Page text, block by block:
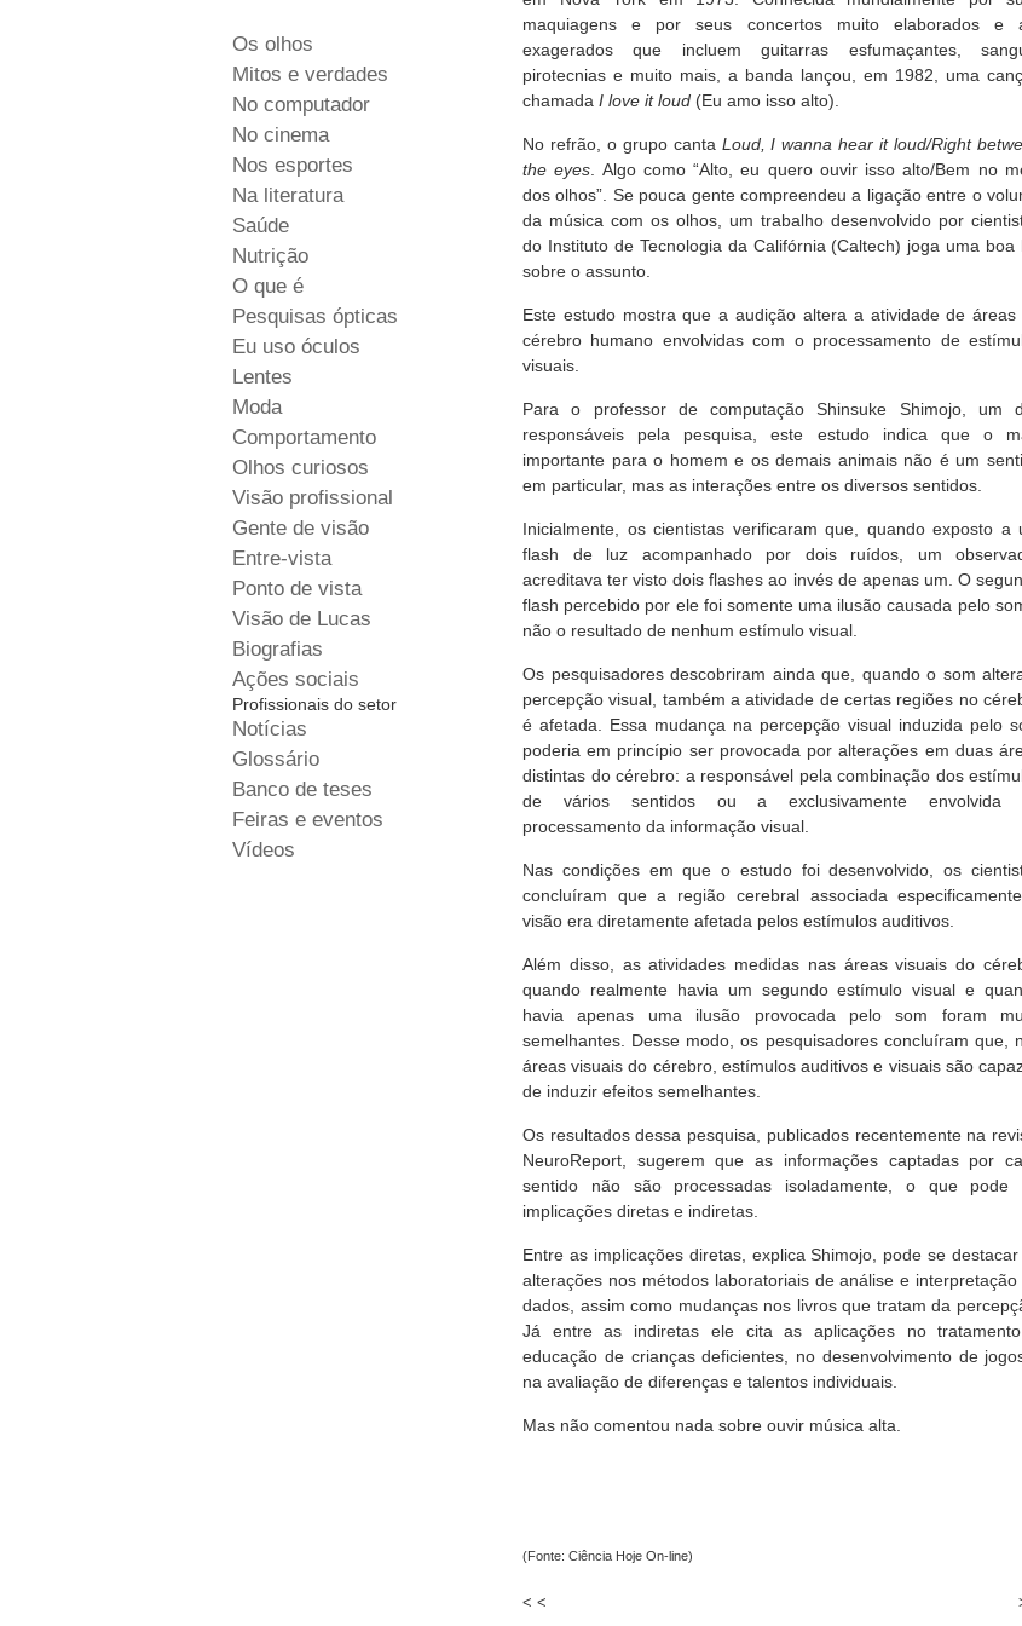
maquiagens e por seus concertos muito elaborados e
exagerados que incluem guitarras esfumaçantes,
pirotecnias e muito mais, a banda lançou, em 1982, uma
chamada I love it loud (Eu amo isso alto).
No refrão, o grupo canta Loud, I wanna hear it loud/Right
the eyes . Algo como “Alto, eu quero ouvir isso alto/Bem no
dos olhos”. Se pouca gente compreendeu a ligação entre o
da música com os olhos, um trabalho desenvolvido por
do Instituto de Tecnologia da Califórnia (Caltech) joga uma boa
sobre o assunto.
Este estudo mostra que a audição altera a atividade de áreas
cérebro humano envolvidas com o processamento de
visuais.
Para o professor de computação Shinsuke Shimojo, um
responsáveis pela pesquisa, este estudo indica que o
importante para o homem e os demais animais não é um
em particular, mas as interações entre os diversos sentidos.
Inicialmente, os cientistas verificaram que, quando exposto a
flash de luz acompanhado por dois ruídos, um
acreditava ter visto dois flashes ao invés de apenas um. O
flash percebido por ele foi somente uma ilusão causada pelo
não o resultado de nenhum estímulo visual.
Os pesquisadores descobriram ainda que, quando o som
percepção visual, também a atividade de certas regiões no
é afetada. Essa mudança na percepção visual induzida pelo
poderia em princípio ser provocada por alterações em duas
distintas do cérebro: a responsável pela combinação dos
de vários sentidos ou a exclusivamente envolvida
processamento da informação visual.
Nas condições em que o estudo foi desenvolvido, os
concluíram que a região cerebral associada
visão era diretamente afetada pelos estímulos auditivos.
Além disso, as atividades medidas nas áreas visuais do
quando realmente havia um segundo estímulo visual e
havia apenas uma ilusão provocada pelo som foram
semelhantes. Desse modo, os pesquisadores concluíram que,
áreas visuais do cérebro, estímulos auditivos e visuais são
de induzir efeitos semelhantes.
Os resultados dessa pesquisa, publicados recentemente na
NeuroReport, sugerem que as informações captadas por
sentido não são processadas isoladamente, o que pode
implicações diretas e indiretas.
Entre as implicações diretas, explica Shimojo, pode se
alterações nos métodos laboratoriais de análise e interpretação
dados, assim como mudanças nos livros que tratam da
Já entre as indiretas ele cita as aplicações no
educação de crianças deficientes, no desenvolvimento de
na avaliação de diferenças e talentos individuais.
Mas não comentou nada sobre ouvir música alta.
(Fonte: Ciência Hoje On-line)
< <
Os olhos
Mitos e verdades
No computador
No cinema
Nos esportes
Na literatura
Saúde
Nutrição
O que é
Pesquisas ópticas
Eu uso óculos
Lentes
Moda
Comportamento
Olhos curiosos
Visão profissional
Gente de visão
Entre-vista
Ponto de vista
Visão de Lucas
Biografias
Ações sociais
Profissionais do setor
Notícias
Glossário
Banco de teses
Feiras e eventos
Vídeos